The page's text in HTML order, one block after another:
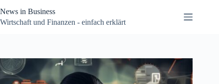
Inhalt
springen
News in Business
Wirtschaft und Finanzen - einfach erklärt